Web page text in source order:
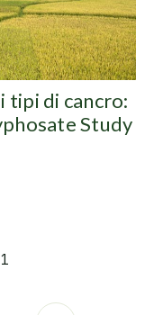
tipi di cancro:
Study